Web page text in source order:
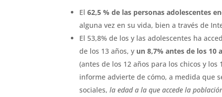
El62,5 % de las personas adolescentes
alguna vez en su vida, bien a través de
El 53,8% de los y las adolescentes ha
de los 13 años, y un 8,7% antes de los 10
(antes de los 12 años para los chicos y
informe advierte de cómo, a medida que
sociales, la edad a la que accede la